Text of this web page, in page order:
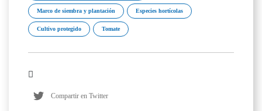
Marco de siembra y plantación Especies hortícolas
Cultivo protegido Tomate
Compartir en Twitter